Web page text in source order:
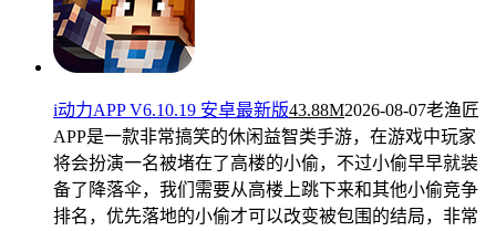
i动力APP V6.10.19 安卓最新版43.88M2026-08-07老渔匠
APP是一款非常搞笑的休闲益智类手游，在游戏中玩家
将会扮演一名被堵在了高楼的小偷，不过小偷早早就装
备了降落伞，我们需要从高楼上跳下来和其他小偷竞争
排名，优先落地的小偷才可以改变被包围的结局，非常